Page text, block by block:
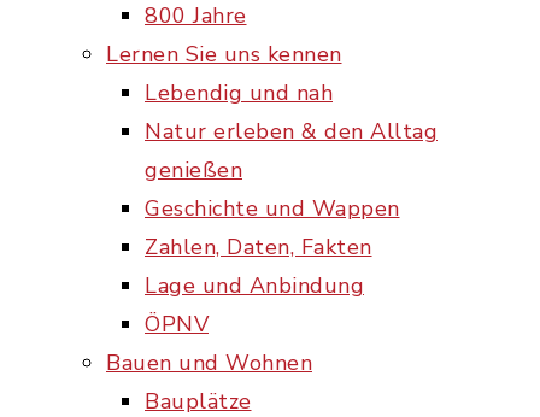
800 Jahre
Lernen Sie uns kennen
Lebendig und nah
Natur erleben & den Alltag
genießen
Geschichte und Wappen
Zahlen, Daten, Fakten
Lage und Anbindung
ÖPNV
Bauen und Wohnen
Bauplätze